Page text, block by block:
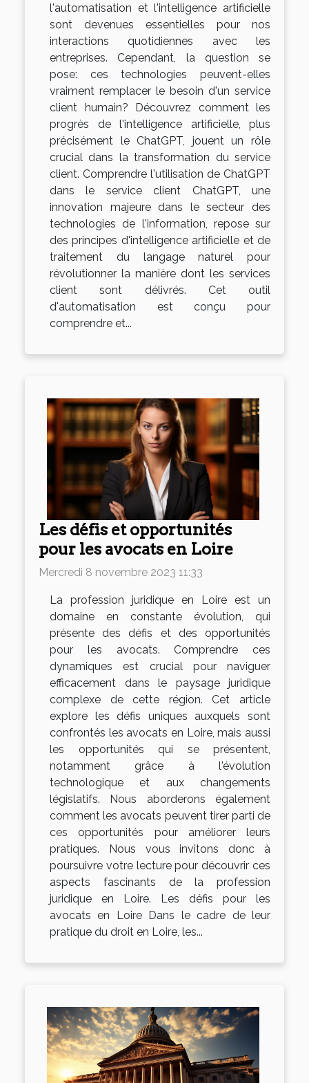
l'automatisation et l'intelligence artificielle
sont devenues essentielles pour nos
interactions quotidiennes avec les
entreprises. Cependant, la question se
pose: ces technologies peuvent-elles
vraiment remplacer le besoin d'un service
client humain? Découvrez comment les
progrès de l'intelligence artificielle, plus
précisément le ChatGPT, jouent un rôle
crucial dans la transformation du service
client. Comprendre l'utilisation de ChatGPT
dans le service client ChatGPT, une
innovation majeure dans le secteur des
technologies de l'information, repose sur
des principes d'intelligence artificielle et de
traitement du langage naturel pour
révolutionner la manière dont les services
client sont délivrés. Cet outil
d'automatisation est conçu pour
comprendre et...
Les défis et opportunités
pour les avocats en Loire
Mercredi 8 novembre 2023 11:33
La profession juridique en Loire est un
domaine en constante évolution, qui
présente des défis et des opportunités
pour les avocats. Comprendre ces
dynamiques est crucial pour naviguer
efficacement dans le paysage juridique
complexe de cette région. Cet article
explore les défis uniques auxquels sont
confrontés les avocats en Loire, mais aussi
les opportunités qui se présentent,
notamment grâce à l'évolution
technologique et aux changements
législatifs. Nous aborderons également
comment les avocats peuvent tirer parti de
ces opportunités pour améliorer leurs
pratiques. Nous vous invitons donc à
poursuivre votre lecture pour découvrir ces
aspects fascinants de la profession
juridique en Loire. Les défis pour les
avocats en Loire Dans le cadre de leur
pratique du droit en Loire, les...